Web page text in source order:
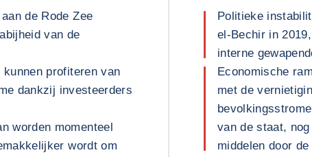
de Rode Zee
van de
kunnen profiteren van
dankzij investeerders
worden momenteel
wordt om
Politieke
el-Bechir in
interne
Economische
met de
van de staat,
middelen door